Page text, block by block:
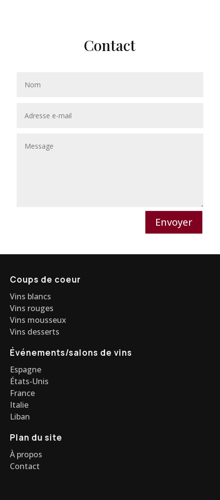
Contact
Envoyer
Coups de coeur
Vins blancs
Vins rouges
Vins mousseux
Vins desserts
Événements/salons de vins
Espagne
États-Unis
France
Italie
Liban
Plan du site
À propos
Contact